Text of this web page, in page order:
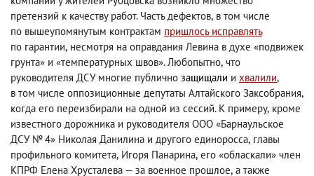
претензий к качеству работ. Часть дефектов, в том числе
по вышеупомянутым контрактам пришлось исправлять
по гарантии, несмотря на оправдания Левина в духе «подвижек
грунта» и «температурных швов». Любопытно, что
руководителя ДСУ многие публично защищали и хвалили,
в том числе оппозиционные депутаты Алтайского Заксобрания,
когда его переизбирали на одной из сессий. К примеру, кроме
известного дорожника и руководителя ООО «Барнаульское
ДСУ № 4» Николая Данилина и другого единоросса, главы
профильного комитета, Игоря Панарина, его «обласкали» член
КПРФ Елена Хрусталева — за военное прошлое, а также